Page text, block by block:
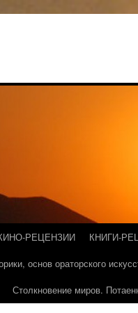
РЕЦЕНЗИИ КНИГИ-
основ ораторского
Столкновение миров.